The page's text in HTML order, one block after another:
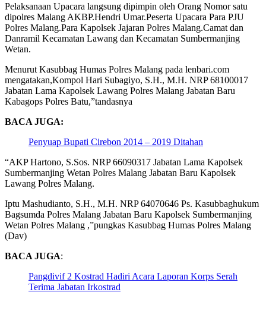
Pelaksanaan Upacara langsung dipimpin oleh Orang Nomor satu
dipolres Malang AKBP.Hendri Umar.Peserta Upacara Para PJU
Polres Malang.Para Kapolsek Jajaran Polres Malang.Camat dan
Danramil Kecamatan Lawang dan Kecamatan Sumbermanjing
Wetan.
Menurut Kasubbag Humas Polres Malang pada lenbari.com
mengatakan,Kompol Hari Subagiyo, S.H., M.H. NRP 68100017
Jabatan Lama Kapolsek Lawang Polres Malang Jabatan Baru
Kabagops Polres Batu,”tandasnya
BACA JUGA:
Penyuap Bupati Cirebon 2014 – 2019 Ditahan
“AKP Hartono, S.Sos. NRP 66090317 Jabatan Lama Kapolsek
Sumbermanjing Wetan Polres Malang Jabatan Baru Kapolsek
Lawang Polres Malang.
Iptu Mashudianto, S.H., M.H. NRP 64070646 Ps. Kasubbaghukum
Bagsumda Polres Malang Jabatan Baru Kapolsek Sumbermanjing
Wetan Polres Malang ,”pungkas Kasubbag Humas Polres Malang
(Dav)
BACA JUGA:
Pangdivif 2 Kostrad Hadiri Acara Laporan Korps Serah
Terima Jabatan Irkostrad